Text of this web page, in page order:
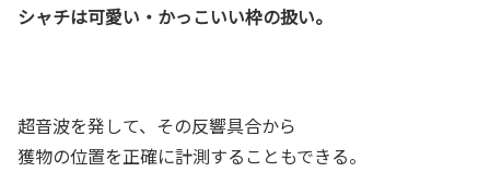
シャチは可愛い・かっこいい枠の扱い。
超音波を発して、その反響具合から
獲物の位置を正確に計測することもできる。